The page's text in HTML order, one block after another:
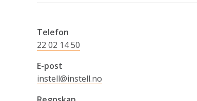
Telefon
22 02 14 50
E-post
instell@instell.no